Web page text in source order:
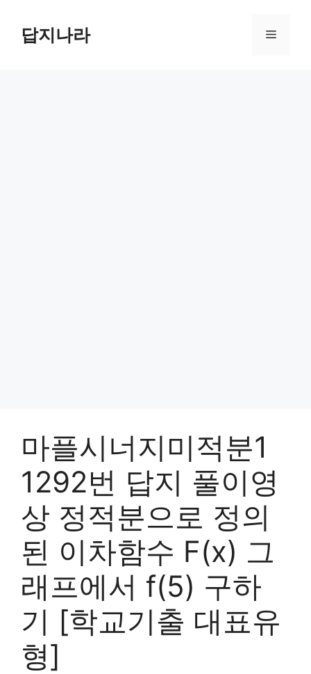
답지나라 메
마플시너지미적분1
1292번 답지 풀이영
상 정적분으로 정의
된 이차함수 F(x) 그
래프에서 f(5) 구하
기 [학교기출 대표유
형]